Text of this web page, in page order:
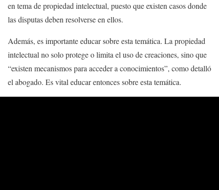
en tema de propiedad intelectual, puesto que existen casos donde
las disputas deben resolverse en ellos.
Además, es importante educar sobre esta temática. La propiedad
intelectual no solo protege o limita el uso de creaciones, sino que
“existen mecanismos para acceder a conocimientos”, como detalló
el abogado. Es vital educar entonces sobre esta temática.